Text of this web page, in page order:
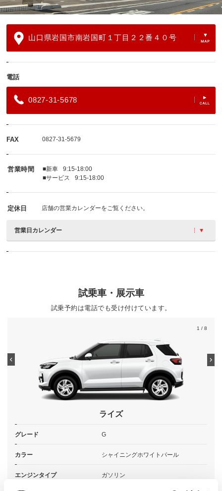
山口県岩国市南岩国町１丁目２２番４０号
電話
0827-31-5678
FAX 0827-31-5679
営業時間 ■新車
9:15-18:00
■サービス
9:15-18:00
定休日 店舗の営業カレンダーをご覧ください。
営業日カレンダー
試乗車・展示車
試乗予約は電話でも受け付けています。
1 / 8
ライズ
グレード G
カラー シャイニングホワイトパール
エンジンタイプ ガソリン